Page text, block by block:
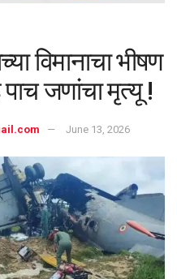
विमानाचा भीषण
जणांचा मृत्यू !
June 13, 2026